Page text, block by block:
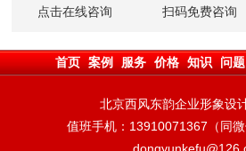
点击在线咨询 扫码免费咨询
首页 案例 服务 价格 知识 问题
北京西风东韵企业形象设
值班手机：13910071367（同